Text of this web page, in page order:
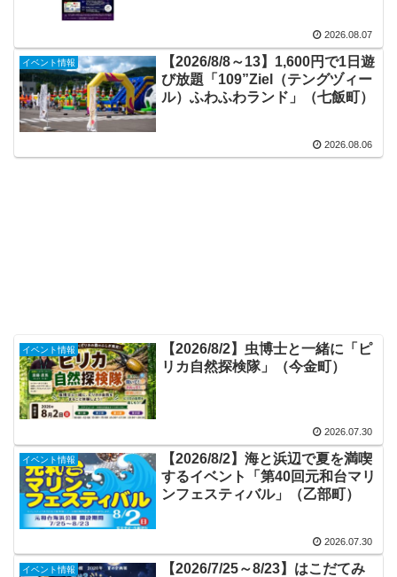
2026.08.07
イベント情報
【2026/8/8～13】1,600円で1日遊
び放題「109”Ziel（テングヅィー
ル）ふわふわランド」（七飯町）
2026.08.06
イベント情報
【2026/8/2】虫博士と一緒に「ピ
リカ自然探検隊」（今金町）
2026.07.30
イベント情報
【2026/8/2】海と浜辺で夏を満喫
するイベント「第40回元和台マリ
ンフェスティバル」（乙部町）
2026.07.30
イベント情報
【2026/7/25～8/23】はこだてみ